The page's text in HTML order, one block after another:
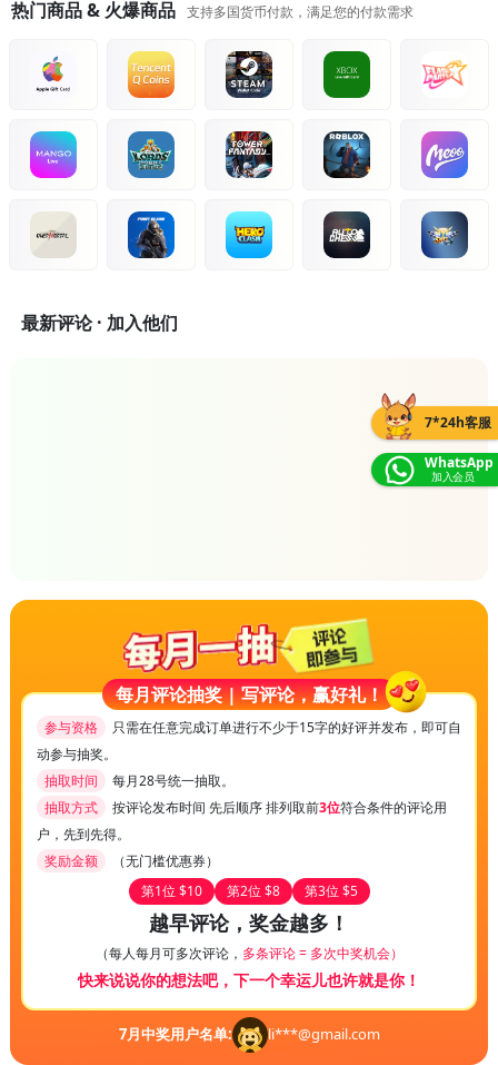
热门商品 & 火爆商品 支持多国货币付款，满足您的付款需求
最新评论 · 加入他们
每月评论抽奖 | 写评论，赢好礼！
参与资格
只需在任意完成订单进行不少于15字的好评并发布，即可自
动参与抽奖。
抽取时间
每月28号统一抽取。
抽取方式
按评论发布时间 先后顺序 排列取前3位符合条件的评论用
户，先到先得。
奖励金额
（无门槛优惠券）
第1位 $10
第2位 $8 第3位 $5
越早评论，奖金越多！
（每人每月可多次评论， 多条评论 = 多次中奖机会）
快来说说你的想法吧，下一个幸运儿也许就是你！
7月中奖用户名单: li***@gmail.com
7*24h客服
WhatsApp
加入会员